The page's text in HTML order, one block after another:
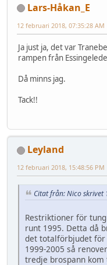
Lars-Håkan_E
12 februari 2018, 07:35:28 AM
Ja just ja, det var
rampen från
Då minns jag.
Tack!!
Leyland
12 februari 2018, 15:48:56 PM
Citat från: Nico skrivet
Restriktioner för
runt 1995. Detta då
det totalförbjudet för
1999-2005 så
tredje brospann